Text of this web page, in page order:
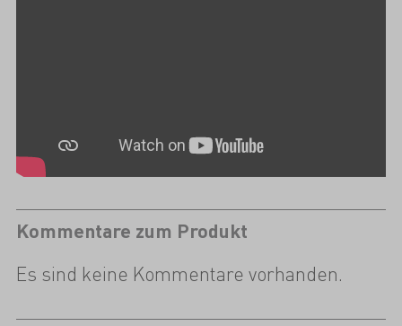
Kommentare zum Produkt
Es sind keine Kommentare vorhanden.